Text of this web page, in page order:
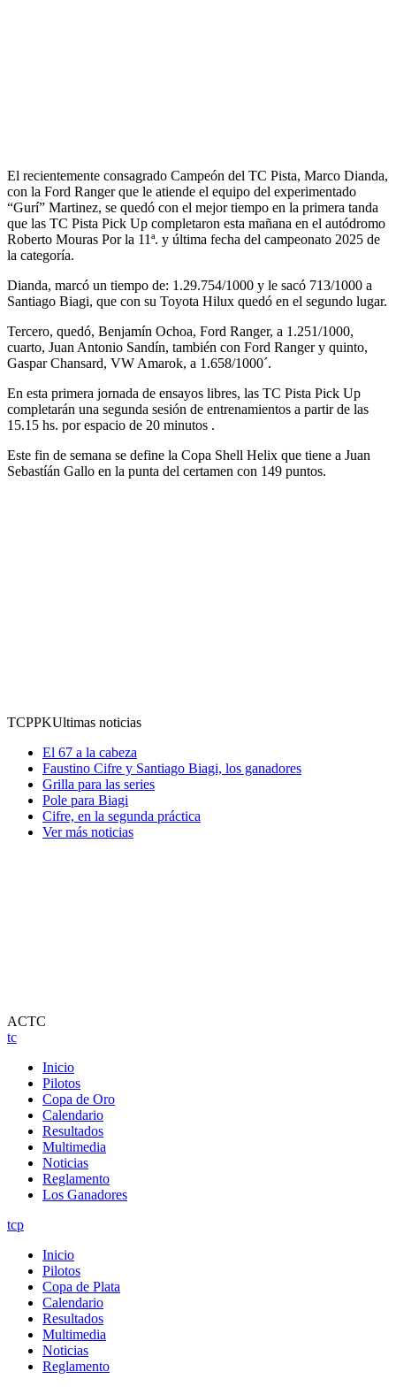
El recientemente consagrado Campeón del TC Pista, Marco Dianda,
con la Ford Ranger que le atiende el equipo del experimentado
“Gurí” Martinez, se quedó con el mejor tiempo en la primera tanda
que las TC Pista Pick Up completaron esta mañana en el autódromo
Roberto Mouras Por la 11ª. y última fecha del campeonato 2025 de
la categoría.
Dianda, marcó un tiempo de: 1.29.754/1000 y le sacó 713/1000 a
Santiago Biagi, que con su Toyota Hilux quedó en el segundo lugar.
Tercero, quedó, Benjamín Ochoa, Ford Ranger, a 1.251/1000,
cuarto, Juan Antonio Sandín, también con Ford Ranger y quinto,
Gaspar Chansard, VW Amarok, a 1.658/1000´.
En esta primera jornada de ensayos libres, las TC Pista Pick Up
completarán una segunda sesión de entrenamientos a partir de las
15.15 hs. por espacio de 20 minutos .
Este fin de semana se define la Copa Shell Helix que tiene a Juan
Sebastíán Gallo en la punta del certamen con 149 puntos.
TCPPKUltimas noticias
El 67 a la cabeza
Faustino Cifre y Santiago Biagi, los ganadores
Grilla para las series
Pole para Biagi
Cifre, en la segunda práctica
Ver más noticias
ACTC
tc
Inicio
Pilotos
Copa de Oro
Calendario
Resultados
Multimedia
Noticias
Reglamento
Los Ganadores
tcp
Inicio
Pilotos
Copa de Plata
Calendario
Resultados
Multimedia
Noticias
Reglamento